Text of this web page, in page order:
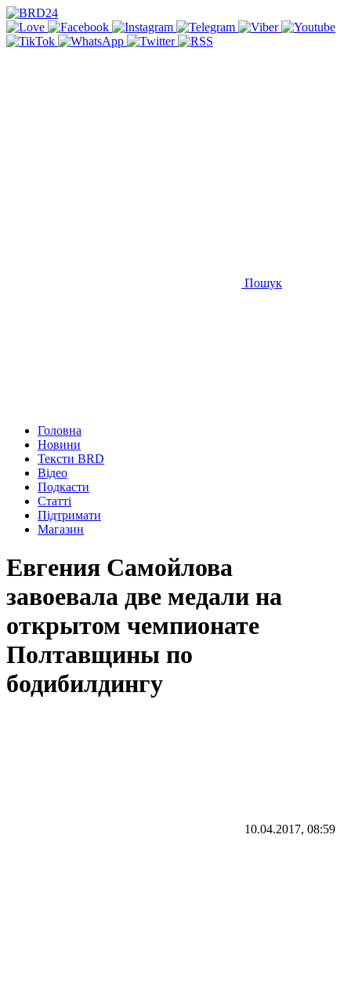
Пошук
Головна
Новини
Тексти BRD
Відео
Подкасти
Статті
Підтримати
Магазин
Евгения Самойлова
завоевала две медали на
открытом чемпионате
Полтавщины по
бодибилдингу
10.04.2017, 08:59